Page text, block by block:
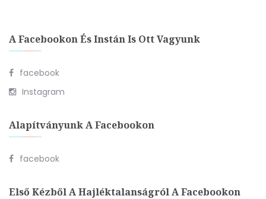
A Facebookon És Instán Is Ott Vagyunk
facebook
Instagram
Alapítványunk A Facebookon
facebook
Első Kézből A Hajléktalanságról A Facebookon